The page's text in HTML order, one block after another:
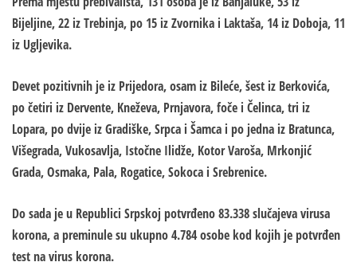
Bijeljine, 22 iz Trebinja, po 15 iz Zvornika i Laktaša, 14 iz Doboja, 11
iz Ugljevika.
Devet pozitivnih je iz Prijedora, osam iz Bileće, šest iz Berkovića,
po četiri iz Dervente, Kneževa, Prnjavora, foče i Čelinca, tri iz
Lopara, po dvije iz Gradiške, Srpca i Šamca i po jedna iz Bratunca,
Višegrada, Vukosavlja, Istočne Ilidže, Kotor Varoša, Mrkonjić
Grada, Osmaka, Pala, Rogatice, Sokoca i Srebrenice.
Do sada je u Republici Srpskoj potvrđeno 83.338 slučajeva virusa
korona, a preminule su ukupno 4.784 osobe kod kojih je potvrđen
test na virus korona.